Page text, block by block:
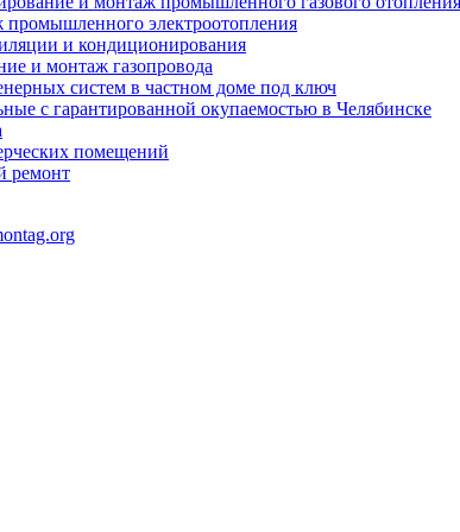
электроотопления
и кондиционирования
и монтаж газопровода
систем в частном доме под ключ
с гарантированной окупаемостью в Челябинске
помещений
ремонт